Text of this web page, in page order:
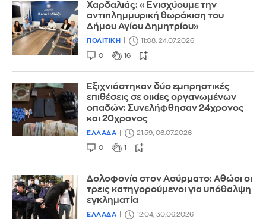
Χαρδαλιάς: «Ενισχύουμε την
αντιπλημμυρική θωράκιση του
Δήμου Αγίου Δημητρίου»
ΠΟΛΙΤΙΚΗ 11:08, 24.07.2026
0 16
Εξιχνιάστηκαν δύο εμπρηστικές
επιθέσεις σε οικίες οργανωμένων
οπαδών: Συνελήφθησαν 24χρονος
και 20χρονος
ΕΛΛΑΔΑ 21:59, 06.07.2026
0 1
Δολοφονία στον Ασύρματο: Αθώοι οι
τρεις κατηγορούμενοι για υπόθαλψη
εγκληματία
ΕΛΛΑΔΑ 12:04, 30.06.2026